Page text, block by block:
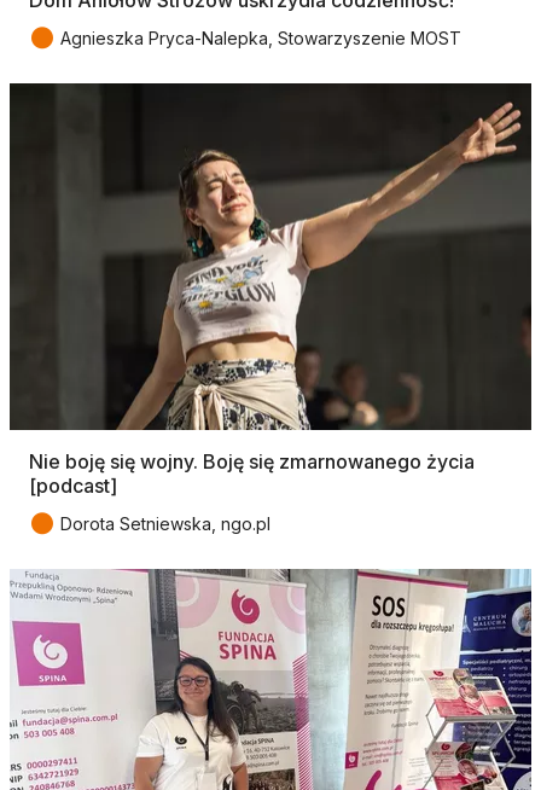
● Agnieszka Pryca-Nalepka, Stowarzyszenie MOST
Nie boję się wojny. Boję się zmarnowanego życia
[podcast]
● Dorota Setniewska, ngo.pl